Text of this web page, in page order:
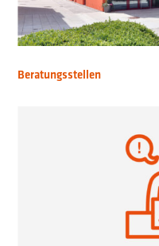
Beratungsstellen